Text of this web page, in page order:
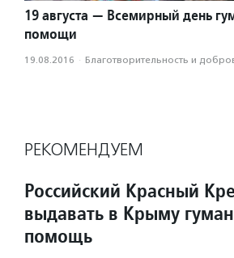
19 августа — Всемирный день
помощи
19.08.2016 · Благотвори­тель­ность и
РЕКОМЕНДУЕМ
Российский Красный
выдавать в Крыму
помощь